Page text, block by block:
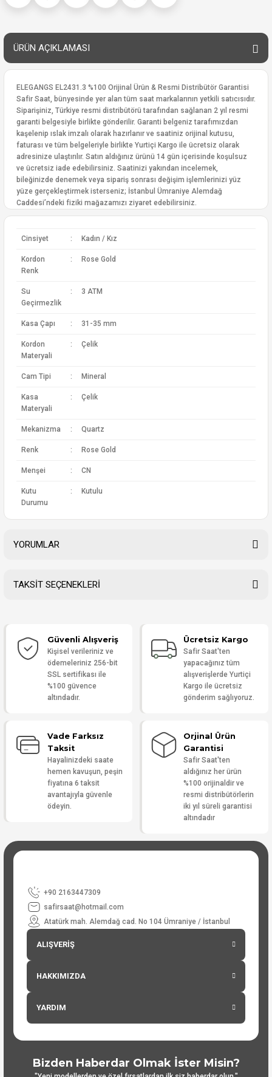
ÜRÜN AÇIKLAMASI
ELEGANGS EL2431.3 %100 Orijinal Ürün & Resmi Distribütör Garantisi
Safir Saat, bünyesinde yer alan tüm saat markalarının yetkili satıcısıdır.
Siparişiniz, Türkiye resmi distribütörü tarafından sağlanan 2 yıl resmi
garanti belgesiyle birlikte gönderilir. Garanti belgeniz tarafımızdan
kaşelenip ıslak imzalı olarak hazırlanır ve saatiniz orijinal kutusu,
faturası ve tüm belgeleriyle birlikte Yurtiçi Kargo ile ücretsiz olarak
adresinize ulaştırılır. Satın aldığınız ürünü 14 gün içerisinde koşulsuz
ve ücretsiz iade edebilirsiniz. Saatinizi yakından incelemek,
bileğinizde denemek veya sipariş sonrası değişim işlemlerinizi yüz
yüze gerçekleştirmek isterseniz; İstanbul Ümraniye Alemdağ
Caddesi’ndeki fiziki mağazamızı ziyaret edebilirsiniz.
Cinsiyet : Kadın / Kız
Kordon
Renk
: Rose Gold
Su
Geçirmezlik
: 3 ATM
Kasa Çapı : 31-35 mm
Kordon
Materyali
: Çelik
Cam Tipi : Mineral
Kasa
Materyali
: Çelik
Mekanizma : Quartz
Renk : Rose Gold
Menşei : CN
Kutu
Durumu
: Kutulu
YORUMLAR
Yorum Yaz
TAKSİT SEÇENEKLERİ
Güvenli Alışveriş
Kişisel verileriniz ve
ödemeleriniz 256-bit
SSL sertifikası ile
%100 güvence
altındadır.
Ücretsiz Kargo
Safir Saat'ten
yapacağınız tüm
alışverişlerde Yurtiçi
Kargo ile ücretsiz
gönderim sağlıyoruz.
Vade Farksız
Taksit
Hayalinizdeki saate
hemen kavuşun, peşin
fiyatına 6 taksit
avantajıyla güvenle
ödeyin.
Orjinal Ürün
Garantisi
Safir Saat'ten
aldığınız her ürün
%100 orijinaldir ve
resmi distribütörlerin
iki yıl süreli garantisi
altındadır
+90 2163447309
safirsaat@hotmail.com
Atatürk mah. Alemdağ cad. No 104 Ümraniye / İstanbul
ALIŞVERİŞ
HAKKIMIZDA
YARDIM
Bizden Haberdar Olmak İster Misin?